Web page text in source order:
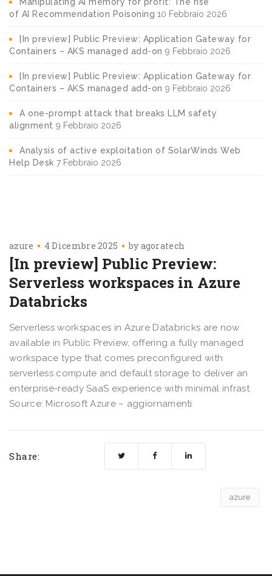
of AI Recommendation Poisoning 10 Febbraio 2026
[In preview] Public Preview: Application Gateway for
Containers – AKS managed add-on 9 Febbraio 2026
[In preview] Public Preview: Application Gateway for
Containers – AKS managed add-on 9 Febbraio 2026
A one-prompt attack that breaks LLM safety
alignment 9 Febbraio 2026
Analysis of active exploitation of SolarWinds Web
Help Desk 7 Febbraio 2026
azure 4 Dicembre 2025 by agoratech
[In preview] Public Preview:
Serverless workspaces in Azure
Databricks
Serverless workspaces in Azure Databricks are now
available in Public Preview, offering a fully managed
workspace type that comes preconfigured with
serverless compute and default storage to deliver an
enterprise-ready SaaS experience with minimal infrast
Source: Microsoft Azure – aggiornamenti
Share:
azure